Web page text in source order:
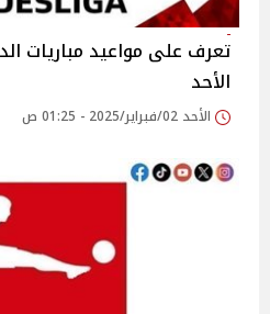
تعرف على مواعيد مباريات
الأحد
الأحد 02/فبراير/2025 - 01:25 ص